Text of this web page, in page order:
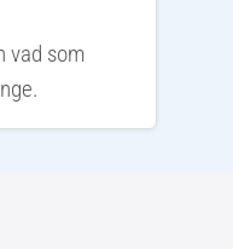
vad som